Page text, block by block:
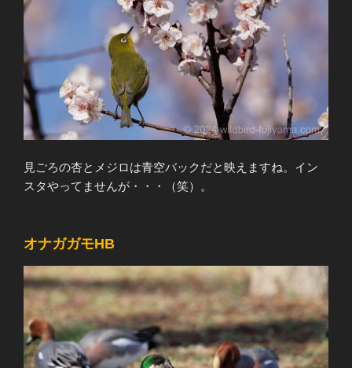
見ごろの杏とメジロは青空バックだと映えますね。イン
スタやってませんが・・・（笑）。
オナガガモHB